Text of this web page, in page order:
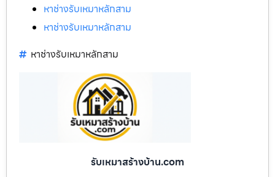
หาช่างรับเหมาหลักสาม
หาช่างรับเหมาหลักสาม
หาช่างรับเหมาหลักสาม
รับเหมาสร้างบ้าน.com